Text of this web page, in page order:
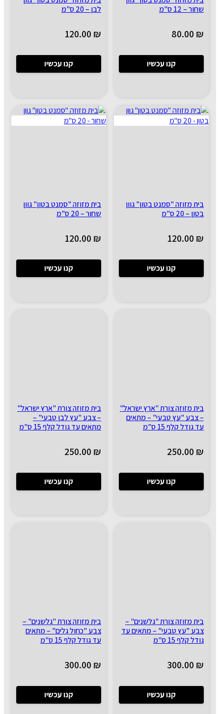
שחור – 12 ס"מ
80.00 ₪
קנו עכשיו
לבן – 20 ס"מ
120.00 ₪
קנו עכשיו
בית מזוזה "סמנט בטון" גוון
בטון – 20 ס"מ
120.00 ₪
קנו עכשיו
בית מזוזה "סמנט בטון" גוון
שחור – 20 ס"מ
120.00 ₪
קנו עכשיו
בית מזוזה צורת "ארץ ישראל"
– צבע "עץ טבעי" – מתאים
עד גודל קלף 15 ס"מ
250.00 ₪
קנו עכשיו
בית מזוזה צורת "ארץ ישראל"
– צבע "עץ לבן טבעי" –
מתאים עד גודל קלף 15 ס"מ
250.00 ₪
קנו עכשיו
בית מזוזה צורת "גלשנים" –
צבע "עץ טבעי" – מתאים עד
גודל קלף 15 ס"מ
300.00 ₪
קנו עכשיו
בית מזוזה צורת "גלשנים" –
צבע "כחול גלים" – מתאים
עד גודל קלף 15 ס"מ
300.00 ₪
קנו עכשיו